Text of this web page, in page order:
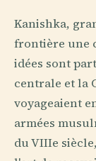
Kanishka,
frontière une
idées sont
centrale et la
voyageaient
armées
du VIIIe